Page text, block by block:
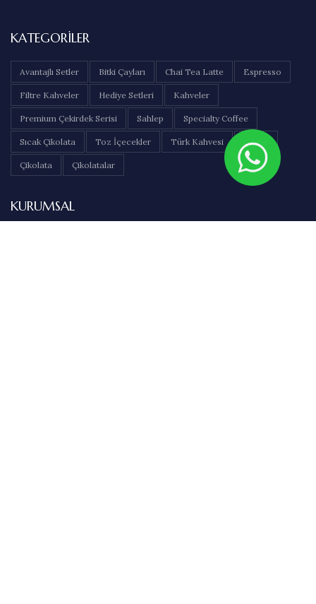
KATEGORILER
Avantajlı Setler Bitki Çayları Chai Tea Latte Espresso
Filtre Kahveler Hediye Setleri Kahveler
Premium Çekirdek Serisi Sahlep Specialty Coffee
Sıcak Çikolata Toz İçecekler Türk Kahvesi Çaylar
Çikolata Çikolatalar
KURUMSAL